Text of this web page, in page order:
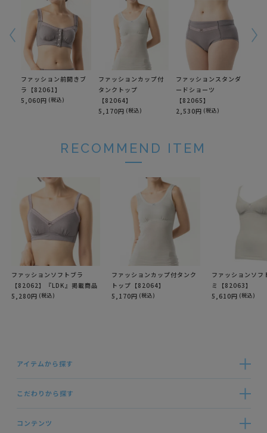
ファッション前開きブ
ラ【82061】
5,060円 (税込)
ファッションカップ付
タンクトップ
【82064】
5,170円 (税込)
ファッションスタンダ
ードショーツ
【82065】
2,530円 (税込)
RECOMMEND ITEM
ファッションソフトブラ
【82062】『LDK』掲載商品
5,280円 (税込)
ファッションカップ付タンク
トップ【82064】
5,170円 (税込)
ファッションソフ
ミ【82063】
5,610円 (税込)
アイテムから探す
こだわりから探す
コンテンツ